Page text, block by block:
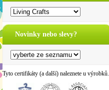
Novinky nebo slevy?
Tyto certifikáty (a další) naleznete u výrobků.